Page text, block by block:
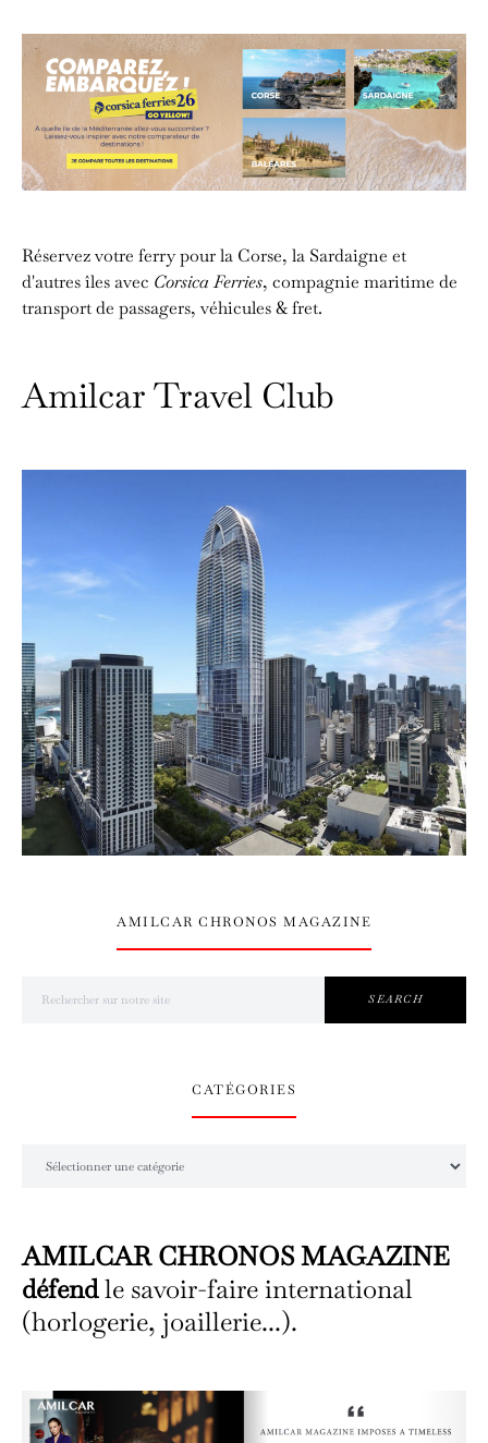
Réservez votre ferry pour la Corse, la Sardaigne et
d'autres îles avec Corsica Ferries, compagnie maritime de
transport de passagers, véhicules & fret.
Amilcar Travel Club
AMILCAR CHRONOS MAGAZINE
SEARCH
CATÉGORIES
AMILCAR CHRONOS MAGAZINE
défendle savoir-faire international
(horlogerie, joaillerie...).